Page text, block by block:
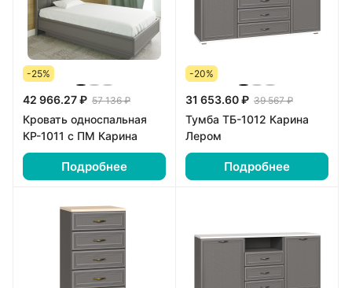
-25%
42 966.27 ₽ 57 136 ₽
Кровать односпальная
КР-1011 с ПМ Карина
Подробнее
-20%
31 653.60 ₽ 39 567 ₽
Тумба ТБ-1012 Карина
Лером
Подробнее